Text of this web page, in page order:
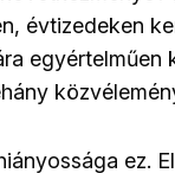
évtizedeken
egyértelműen
ez.